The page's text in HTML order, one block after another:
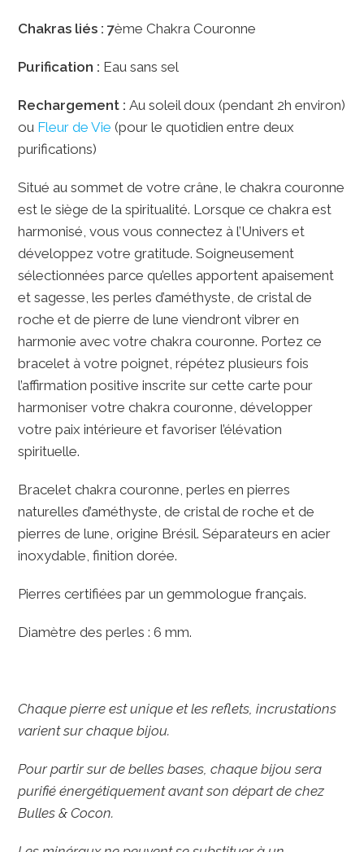
Chakras liés : 7ème Chakra Couronne
Purification : Eau sans sel
Rechargement :Au soleil doux (pendant 2h environ)
ou Fleur de Vie (pour le quotidien entre deux
purifications)
Situé au sommet de votre crâne, le chakra couronne
est le siège de la spiritualité. Lorsque ce chakra est
harmonisé, vous vous connectez à l’Univers et
développez votre gratitude. Soigneusement
sélectionnées parce qu’elles apportent apaisement
et sagesse, les perles d’améthyste, de cristal de
roche et de pierre de lune viendront vibrer en
harmonie avec votre chakra couronne. Portez ce
bracelet à votre poignet, répétez plusieurs fois
l’affirmation positive inscrite sur cette carte pour
harmoniser votre chakra couronne, développer
votre paix intérieure et favoriser l’élévation
spirituelle.
Bracelet chakra couronne, perles en pierres
naturelles d’améthyste, de cristal de roche et de
pierres de lune, origine Brésil. Séparateurs en acier
inoxydable, finition dorée.
Pierres certifiées par un gemmologue français.
Diamètre des perles : 6 mm.
Chaque pierre est unique et les reflets, incrustations
varient sur chaque bijou.
Pour partir sur de belles bases, chaque bijou sera
purifié énergétiquement avant son départ de chez
Bulles & Cocon.